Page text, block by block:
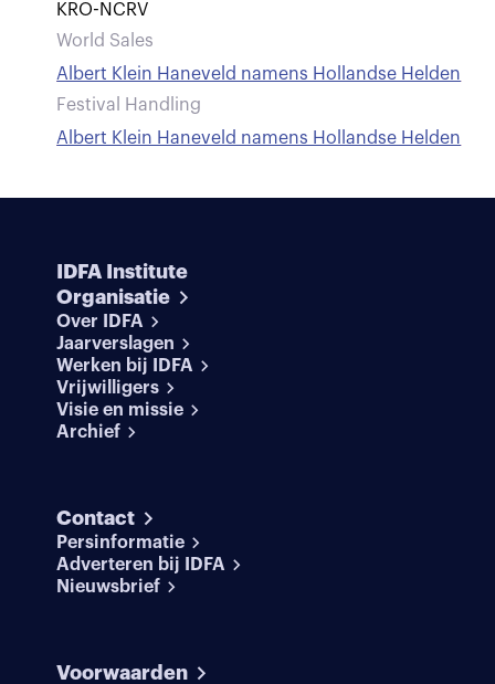
KRO-NCRV
World Sales
Albert Klein Haneveld namens Hollandse Helden
Festival Handling
Albert Klein Haneveld namens Hollandse Helden
IDFA Institute
Organisatie
Over IDFA
Jaarverslagen
Werken bij IDFA
Vrijwilligers
Visie en missie
Archief
Contact
Persinformatie
Adverteren bij IDFA
Nieuwsbrief
Voorwaarden